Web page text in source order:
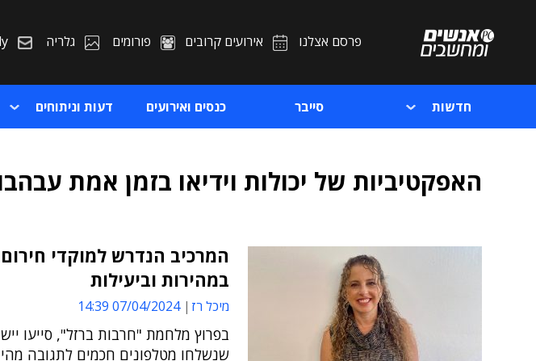
פרסם אצלנו אירועים קרובים פורומים גלריה
חדשות סייבר כנסים ואירועים דעות וניתוחים
האפקטיביות של יכולות וידיאו בזמן אמת
המרכיב הנדרש למוקדי
במהירות וביעילות
מיכל רז 07/04/2024 14:39
בפרוץ מלחמת "חרבות ברזל", סייעו
שנשלחו מטלפונים חכמים לתגובה